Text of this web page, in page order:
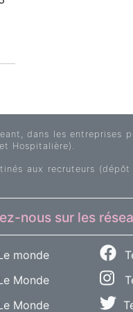
dans les entreprises
Hospitalière).
aux recruteurs
nous sur les
monde
Monde
Monde